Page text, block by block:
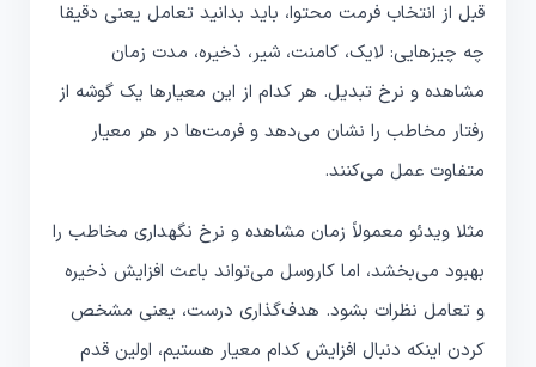
قبل از انتخاب فرمت محتوا، باید بدانید تعامل یعنی دقیقا
چه چیزهایی: لایک، کامنت، شیر، ذخیره، مدت زمان
مشاهده و نرخ تبدیل. هر کدام از این معیارها یک گوشه از
رفتار مخاطب را نشان می‌دهد و فرمت‌ها در هر معیار
متفاوت عمل می‌کنند.
مثلا ویدئو معمولاً زمان مشاهده و نرخ نگهداری مخاطب را
بهبود می‌بخشد، اما کاروسل می‌تواند باعث افزایش ذخیره
و تعامل نظرات بشود. هدف‌گذاری درست، یعنی مشخص
کردن اینکه دنبال افزایش کدام معیار هستیم، اولین قدم